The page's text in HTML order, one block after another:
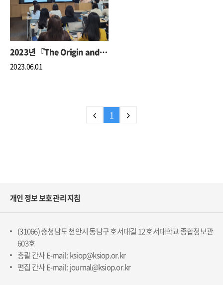
2023년 『The Origin and Development of the HEXACO Model of Personality』 특별학술세미나
2023.06.01
1
개인 정보 보호 관리 지침
(31066) 충청남도 천안시 동남구 호서대길 12 호서대학교 종합정보관
603호
총괄 간사 E-mail : ksiop@ksiop.or.kr
편집 간사 E-mail : journal@ksiop.or.kr